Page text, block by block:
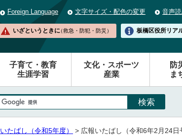
Foreign Language 文字サイズ・配色の変更 音声
いざというときに（救急・防犯・防災） 板橋区役所リア
子育て・教育
生涯学習
文化・スポーツ
産業
防
ま
たばし（令和5年度） > 広報いたばし（令和6年2月24日